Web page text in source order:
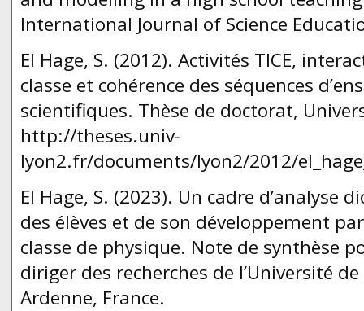
International Journal of Science
El Hage, S. (2012). Activités TICE,
classe et cohérence des séquences
scientifiques. Thèse de doctorat,
http://theses.univ-
lyon2.fr/documents/lyon2/2012/
El Hage, S. (2023). Un cadre d’analyse
des élèves et de son développement
classe de physique. Note de synthèse
diriger des recherches de l’Université
Ardenne, France.